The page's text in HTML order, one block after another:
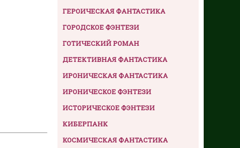
ГЕРОИЧЕСКАЯ ФАНТАСТИКА
ГОРОДСКОЕ ФЭНТЕЗИ
ГОТИЧЕСКИЙ РОМАН
ДЕТЕКТИВНАЯ ФАНТАСТИКА
ИРОНИЧЕСКАЯ ФАНТАСТИКА
ИРОНИЧЕСКОЕ ФЭНТЕЗИ
ИСТОРИЧЕСКОЕ ФЭНТЕЗИ
КИБЕРПАНК
КОСМИЧЕСКАЯ ФАНТАСТИКА